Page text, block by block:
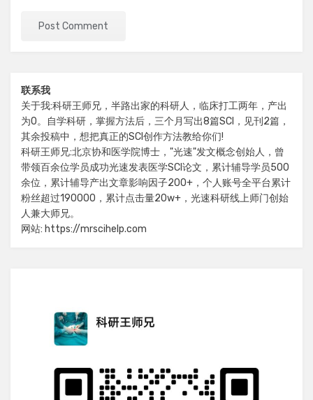
联系我
关于我:科研王师兄，半路出家的科研人，临床打工两年，产出
为0。自学科研，掌握方法后，三个月写出8篇SCI，见刊2篇，
其余投稿中，想把真正的SCI创作方法教给你们!
科研王师兄:北京协和医学院博士，"光速"发文概念创始人，曾
带领百余位学员成功光速发表医学SCI论文，累计辅导学员500
余位，累计辅导产出文章影响因子200+，个人账号全平台累计
粉丝超过190000，累计点击量20w+，光速科研线上师门创始
人兼大师兄。
网站: https://mrscihelp.com